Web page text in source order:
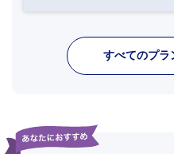
すべてのプラ